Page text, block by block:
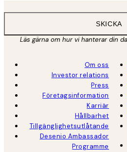
SKICKA
Läs gärna om hur vi hanterar din
Om oss
Investor relations
Press
Företagsinformation
Karriär
Hållbarhet
Tillgänglighetsutlåtande
Desenio Ambassador
Programme